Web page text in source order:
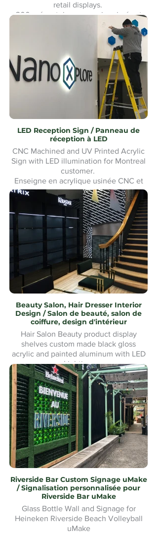
retail displays.
300 présentoirs conçus, imprimés et
assemblés pour être expédiés à
l'échelle nationale comme présentoirs
de vente au détail.
LED Reception Sign / Panneau de
réception à LED
CNC Machined and UV Printed Acrylic
Sign with LED illumination for Montreal
customer.
Enseigne en acrylique usinée CNC et
imprimée UV avec éclairage LED pour
un client de Montréal. Fabrication et
installation sur mesure.Custom made
and Installation.
Beauty Salon, Hair Dresser Interior
Design / Salon de beauté, salon de
coiffure, design d'intérieur
Hair Salon Beauty product display
shelves custom made black gloss
acrylic and painted aluminum with LED
Lighting.
Présentoirs de produits de beauté pour
salon de coiffure fabriqués sur mesure
en acrylique noir brillant et aluminium
peint avec éclairage LED
Riverside Bar Custom Signage uMake
/ Signalisation personnalisée pour
Riverside Bar uMake
Glass Bottle Wall and Signage for
Heineken Riverside Beach Volleyball
uMake